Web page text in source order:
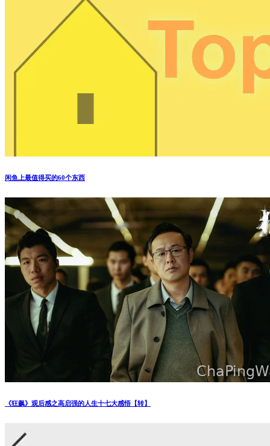
闲鱼上最值得买的60个东西
《狂飙》观后感之高启强的人生十七大感悟【转】